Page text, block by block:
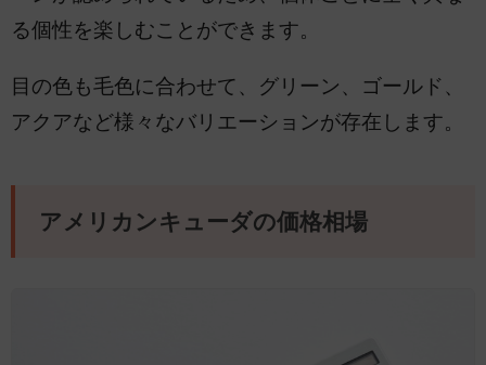
る個性を楽しむことができます。
目の色も毛色に合わせて、グリーン、ゴールド、
アクアなど様々なバリエーションが存在します。
アメリカンキューダの価格相場